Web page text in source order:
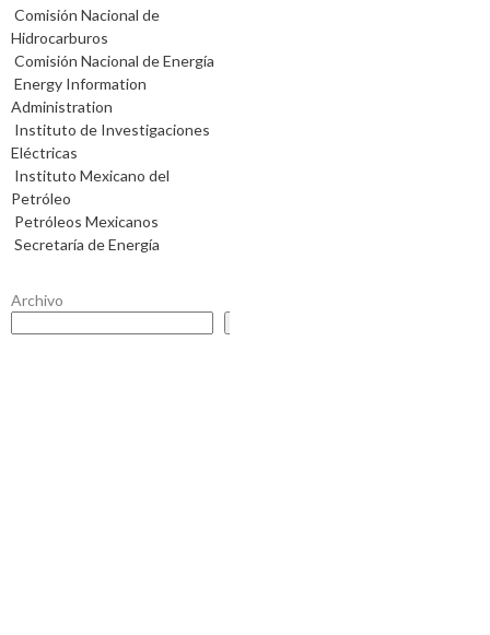
Comisión Nacional de
Hidrocarburos
Comisión Nacional de Energía
Energy Information
Administration
Instituto de Investigaciones
Eléctricas
Instituto Mexicano del
Petróleo
Petróleos Mexicanos
Secretaría de Energía
Archivo